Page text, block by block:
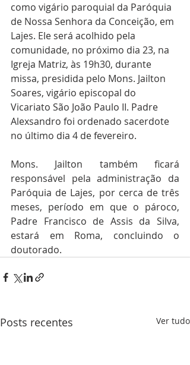
como vigário paroquial da Paróquia
de Nossa Senhora da Conceição, em
Lajes. Ele será acolhido pela
comunidade, no próximo dia 23, na
Igreja Matriz, às 19h30, durante
missa, presidida pelo Mons. Jailton
Soares, vigário episcopal do
Vicariato São João Paulo II. Padre
Alexsandro foi ordenado sacerdote
no último dia 4 de fevereiro.
Mons. Jailton também ficará
responsável pela administração da
Paróquia de Lajes, por cerca de três
meses, período em que o pároco,
Padre Francisco de Assis da Silva,
estará em Roma, concluindo o
doutorado.
Posts recentes Ver tudo